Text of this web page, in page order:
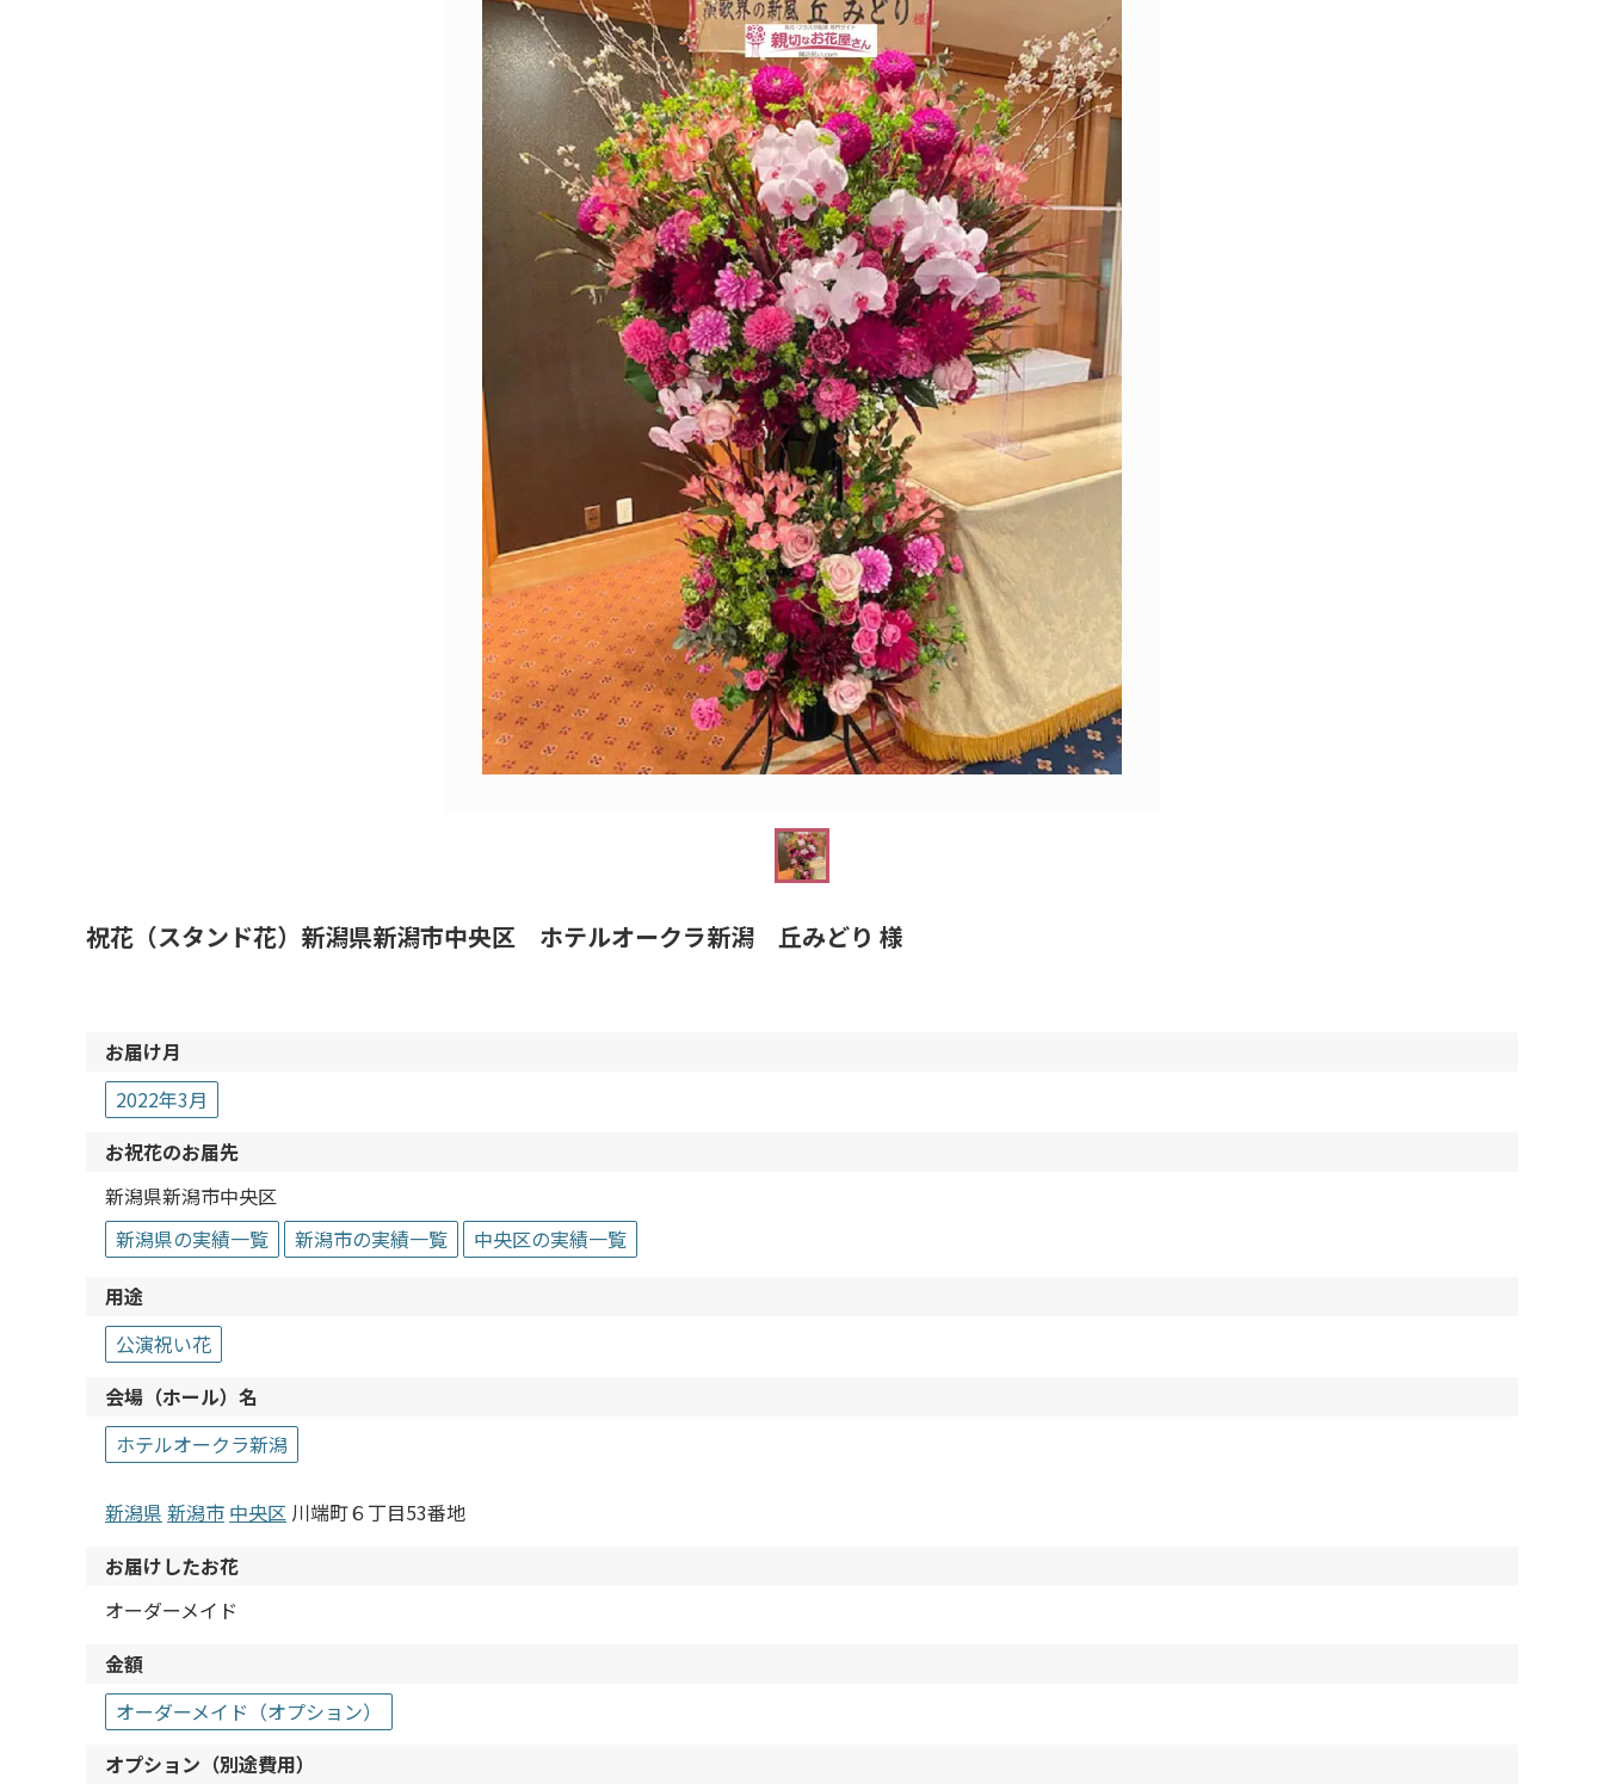
祝花（スタンド花）新潟県新潟市中央区 ホテルオークラ新潟 丘みどり 様
お届け月
2022年3月
お祝花のお届先
新潟県新潟市中央区
新潟県の実績一覧
新潟市の実績一覧
中央区の実績一覧
用途
公演祝い花
会場（ホール）名
ホテルオークラ新潟
新潟県 新潟市 中央区 川端町６丁目53番地
お届けしたお花
オーダーメイド
金額
オーダーメイド（オプション）
オプション（別途費用）